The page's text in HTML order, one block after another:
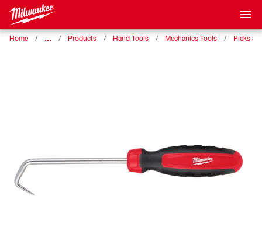
Home … Products Hand Tools Mechanics Tools Picks